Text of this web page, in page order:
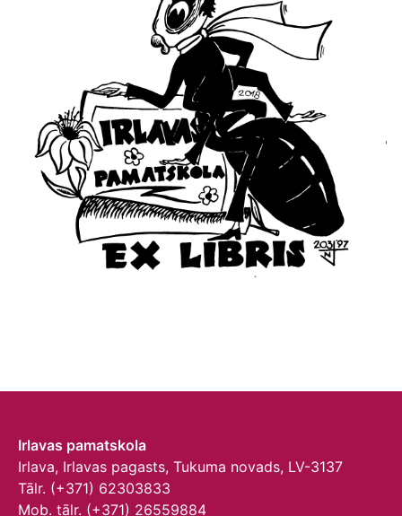
Irlavas pamatskola
Irlava, Irlavas pagasts, Tukuma novads, LV-3137
Tālr. (+371) 62303833
Mob. tālr. (+371) 26559884